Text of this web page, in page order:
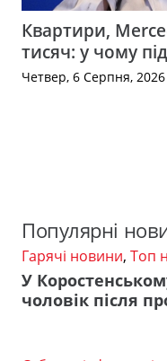
Квартири,
тисяч: у чому
Четвер, 6 Серпня, 2026
Популярні
Гарячі новини, Топ
У
чоловік після